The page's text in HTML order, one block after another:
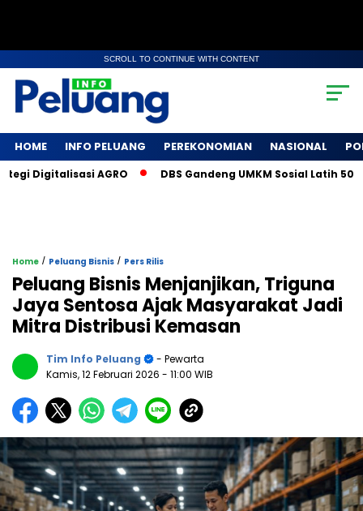
SCROLL TO CONTINUE WITH CONTENT
HOME INFO PELUANG PEREKONOMIAN NASIONAL
Digitalisasi AGRO DBS Gandeng UMKM Sosial Latih 500
Home / Peluang Bisnis / Pers Rilis
Peluang Bisnis Menjanjikan, Triguna
Jaya Sentosa Ajak Masyarakat Jadi
Mitra Distribusi Kemasan
Tim Info Peluang
- Pewarta
Kamis, 12 Februari 2026 - 11:00 WIB